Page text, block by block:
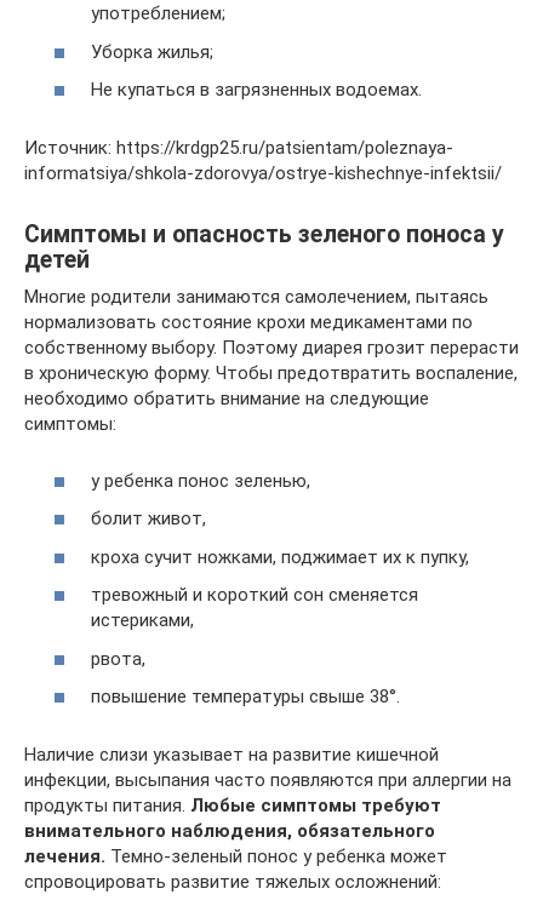
употреблением;
Уборка жилья;
Не купаться в загрязненных водоемах.
Источник: https://krdgp25.ru/patsientam/poleznaya-
informatsiya/shkola-zdorovya/ostrye-kishechnye-infektsii/
Симптомы и опасность зеленого поноса у
детей
Многие родители занимаются самолечением, пытаясь
нормализовать состояние крохи медикаментами по
собственному выбору. Поэтому диарея грозит перерасти
в хроническую форму. Чтобы предотвратить воспаление,
необходимо обратить внимание на следующие
симптомы:
у ребенка понос зеленью,
болит живот,
кроха сучит ножками, поджимает их к пупку,
тревожный и короткий сон сменяется
истериками,
рвота,
повышение температуры свыше 38°.
Наличие слизи указывает на развитие кишечной
инфекции, высыпания часто появляются при аллергии на
продукты питания. Любые симптомы требуют
внимательного наблюдения, обязательного
лечения. Темно-зеленый понос у ребенка может
спровоцировать развитие тяжелых осложнений: